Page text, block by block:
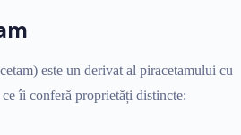
este un derivat al piracetamului cu
îi conferă proprietăți distincte: